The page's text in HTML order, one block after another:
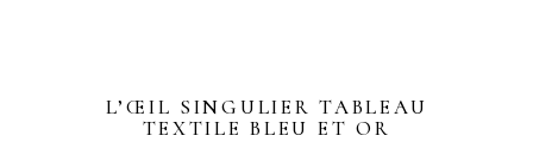
L’ŒIL SINGULIER TABLEAU
TEXTILE BLEU ET OR